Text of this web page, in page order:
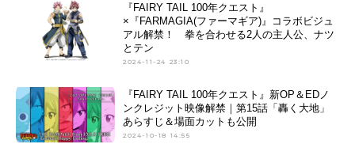
『FAIRY TAIL 100年クエスト』
×『FARMAGIA(ファーマギア)』コラボビジュ
アル解禁！ 拳を合わせる2人の主人公、ナツ
とテン
2024-11-24 23:10
『FAIRY TAIL 100年クエスト』新OP＆EDノ
ンクレジット映像解禁｜第15話「轟く大地」
あらすじ＆場面カットも公開
2024-10-18 14:55